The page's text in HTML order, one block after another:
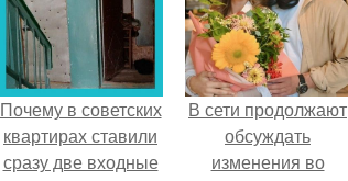
Почему в советских
квартирах ставили
сразу две входные
В сети продолжают
обсуждать
изменения во